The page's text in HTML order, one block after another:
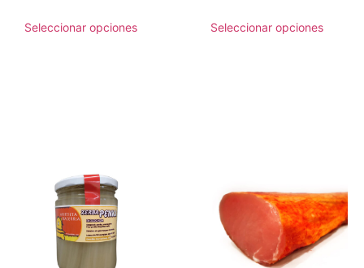
Seleccionar opciones Seleccionar opciones